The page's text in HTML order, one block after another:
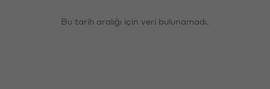
Bu tarih aralığı için veri bulunamadı.